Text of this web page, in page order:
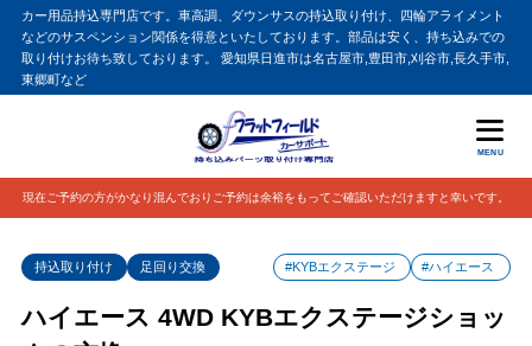
カー用品持込専門店です。車高調、ダウンサスの持込取り付け、四輪アライメント
などのサスペンション関係を得意といたしております。部品は安く、持ち込みでの
取り付けお待ち致しております。 愛知県日進市は名古屋市,豊田市,刈谷市,長久手市,
東郷町など
MENU
現在ご予約の方がかなり混んでおりご予約は余裕をもってご確認いただけますと幸いです。
持込取り付け 足回り交換 #KYBエクステージ #ハイエース
ハイエース 4WD KYBエクステージショッ